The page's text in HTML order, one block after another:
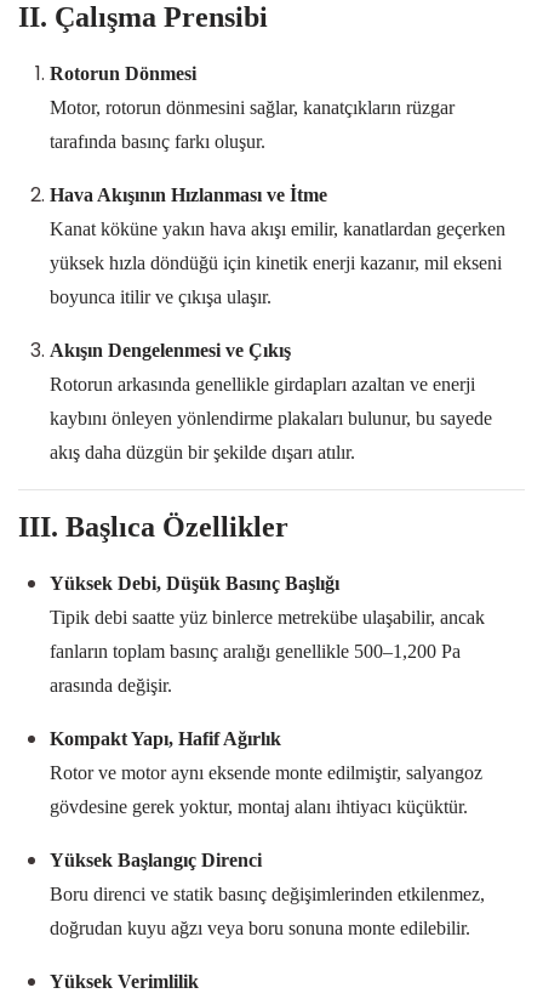
II. Çalışma Prensibi
Rotorun Dönmesi
Motor, rotorun dönmesini sağlar, kanatçıkların rüzgar
tarafında basınç farkı oluşur.
Hava Akışının Hızlanması ve İtme
Kanat köküne yakın hava akışı emilir, kanatlardan geçerken
yüksek hızla döndüğü için kinetik enerji kazanır, mil ekseni
boyunca itilir ve çıkışa ulaşır.
Akışın Dengelenmesi ve Çıkış
Rotorun arkasında genellikle girdapları azaltan ve enerji
kaybını önleyen yönlendirme plakaları bulunur, bu sayede
akış daha düzgün bir şekilde dışarı atılır.
III. Başlıca Özellikler
Yüksek Debi, Düşük Basınç Başlığı
Tipik debi saatte yüz binlerce metrekübe ulaşabilir, ancak
fanların toplam basınç aralığı genellikle 500–1,200 Pa
arasında değişir.
Kompakt Yapı, Hafif Ağırlık
Rotor ve motor aynı eksende monte edilmiştir, salyangoz
gövdesine gerek yoktur, montaj alanı ihtiyacı küçüktür.
Yüksek Başlangıç Direnci
Boru direnci ve statik basınç değişimlerinden etkilenmez,
doğrudan kuyu ağzı veya boru sonuna monte edilebilir.
Yüksek Verimlilik